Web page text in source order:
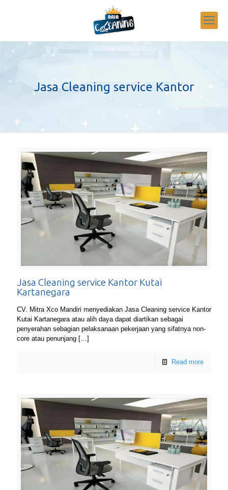
Jasa Cleaning service Kantor
Jasa Cleaning service Kantor Kutai
Kartanegara
CV. Mitra Xco Mandiri menyediakan Jasa Cleaning service Kantor
Kutai Kartanegara atau alih daya dapat diartikan sebagai
penyerahan sebagian pelaksanaan pekerjaan yang sifatnya non-
core atau penunjang […]
Read more